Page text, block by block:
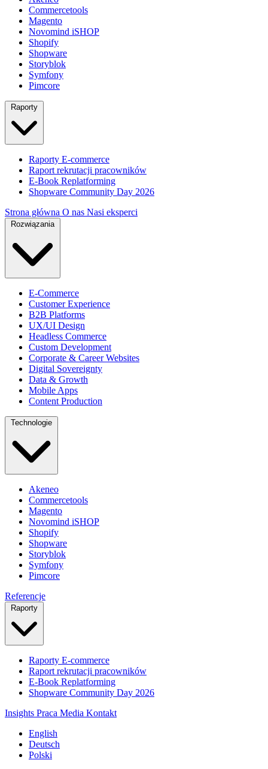
Commercetools
Magento
Novomind iSHOP
Shopify
Shopware
Storyblok
Symfony
Pimcore
Raporty
Raporty E-commerce
Raport rekrutacji pracowników
E-Book Replatforming
Shopware Community Day 2026
Strona główna O nas Nasi eksperci
Rozwiązania
E-Commerce
Customer Experience
B2B Platforms
UX/UI Design
Headless Commerce
Custom Development
Corporate & Career Websites
Digital Sovereignty
Data & Growth
Mobile Apps
Content Production
Technologie
Akeneo
Commercetools
Magento
Novomind iSHOP
Shopify
Shopware
Storyblok
Symfony
Pimcore
Referencje
Raporty
Raporty E-commerce
Raport rekrutacji pracowników
E-Book Replatforming
Shopware Community Day 2026
Insights Praca Media Kontakt
English
Deutsch
Polski